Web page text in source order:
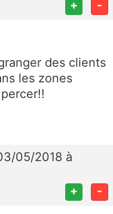
+ -
des clients
les zones
05/2018 à
+ -